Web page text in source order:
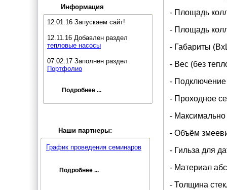
Информация
12.01.16 Запускаем сайт!
12.11.16 Добавлен раздел
тепловые насосы
07.02.17 Заполнен раздел
Портфолио
Подробнее ...
Наши партнеры:
График проведения семинаров
Подробнее ...
- Площадь
- Площадь
- Габариты
- Вес (без
-
- Проходное
- Максимально
- Объём
- Гильза для
- Материал
- Толщина